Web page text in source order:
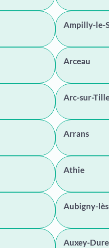
Ampilly-le-
Arceau
Arc-sur-
Arrans
Athie
Aubigny-
Auxey-